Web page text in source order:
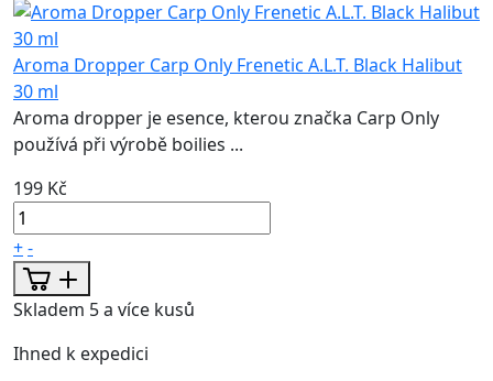
Aroma Dropper Carp Only Frenetic A.L.T. Black Halibut
30 ml
Aroma dropper je esence, kterou značka Carp Only
používá při výrobě boilies ...
199 Kč
+-
Skladem 5 a více kusů
Ihned k expedici